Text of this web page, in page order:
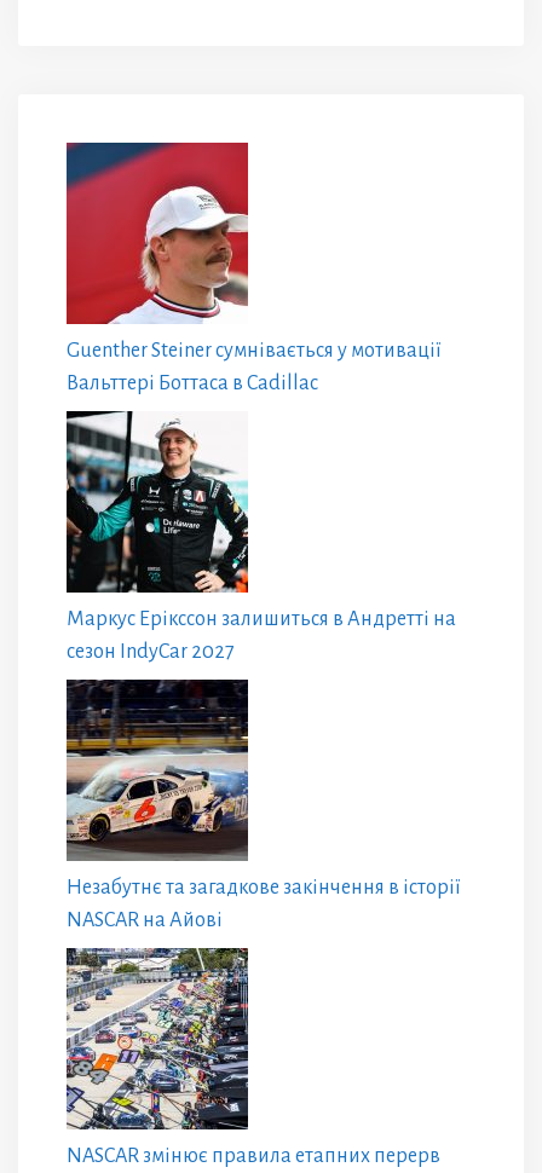
Guenther Steiner сумнівається у мотивації
Вальттері Боттаса в Cadillac
Маркус Ерікссон залишиться в Андретті на
сезон IndyCar 2027
Незабутнє та загадкове закінчення в історії
NASCAR на Айові
NASCAR змінює правила етапних перерв